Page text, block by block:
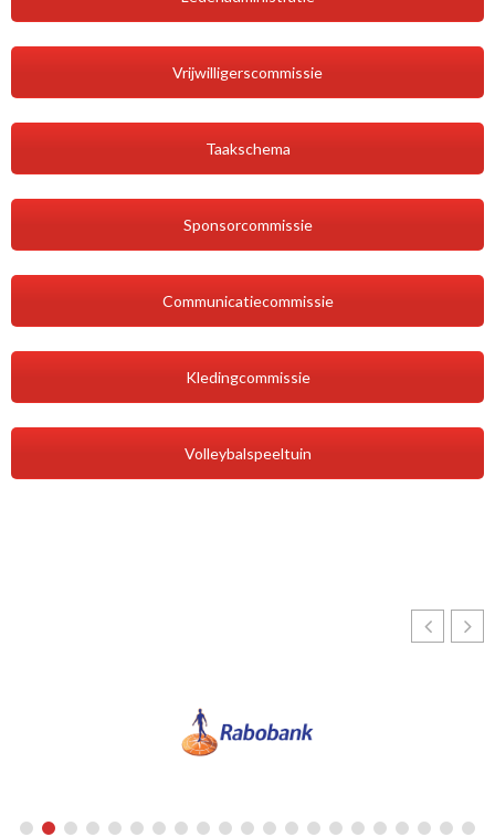
Vrijwilligerscommissie
Taakschema
Sponsorcommissie
Communicatiecommissie
Kledingcommissie
Volleybalspeeltuin